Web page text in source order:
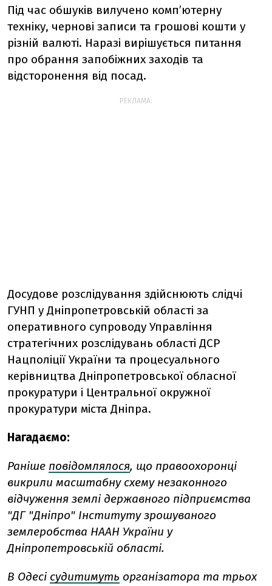
Під час обшуків вилучено комп’ютерну
техніку, чернові записи та грошові кошти у
різній валюті. Наразі вирішується питання
про обрання запобіжних заходів та
відсторонення від посад.
РЕКЛАМА:
Досудове розслідування здійснюють слідчі
ГУНП у Дніпропетровській області за
оперативного супроводу Управління
стратегічних розслідувань області ДСР
Нацполіції України та процесуального
керівництва Дніпропетровської обласної
прокуратури і Центральної окружної
прокуратури міста Дніпра.
Нагадаємо:
Раніше повідомлялося, що правоохоронці
викрили масштабну схему незаконного
відчуження землі державного підприємства
"ДГ "Дніпро" Інституту зрошуваного
землеробства НААН України у
Дніпропетровській області.
В Одесі судитимуть організатора та трьох